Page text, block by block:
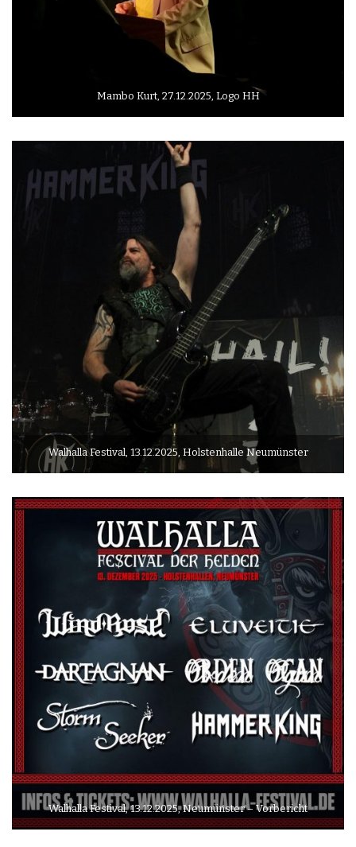
Mambo Kurt, 27.12.2025, Logo HH
Walhalla Festival, 13.12.2025, Holstenhalle Neumünster
Walhalla Festival, 13.12.2025, Neumünster – Vorbericht